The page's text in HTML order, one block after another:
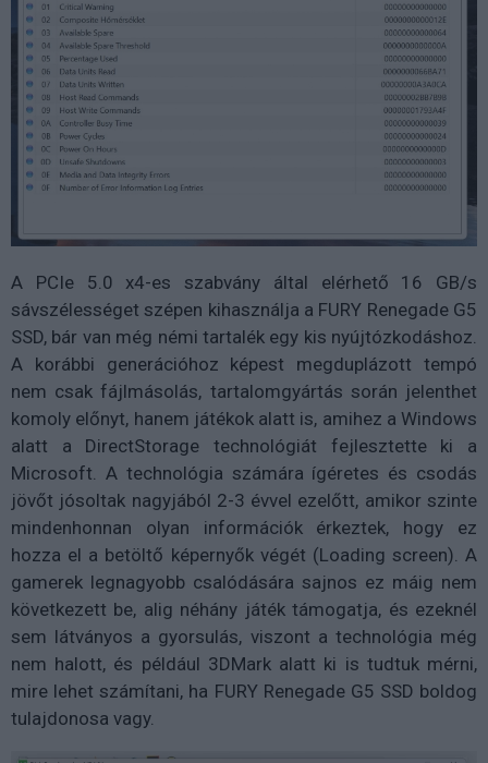
A PCIe 5.0 x4-es szabvány által elérhető 16 GB/s
sávszélességet szépen kihasználja a FURY Renegade G5
SSD, bár van még némi tartalék egy kis nyújtózkodáshoz.
A korábbi generációhoz képest megduplázott tempó
nem csak fájlmásolás, tartalomgyártás során jelenthet
komoly előnyt, hanem játékok alatt is, amihez a Windows
alatt a DirectStorage technológiát fejlesztette ki a
Microsoft. A technológia számára ígéretes és csodás
jövőt jósoltak nagyjából 2-3 évvel ezelőtt, amikor szinte
mindenhonnan olyan információk érkeztek, hogy ez
hozza el a betöltő képernyők végét (Loading screen). A
gamerek legnagyobb csalódására sajnos ez máig nem
következett be, alig néhány játék támogatja, és ezeknél
sem látványos a gyorsulás, viszont a technológia még
nem halott, és például 3DMark alatt ki is tudtuk mérni,
mire lehet számítani, ha FURY Renegade G5 SSD boldog
tulajdonosa vagy.